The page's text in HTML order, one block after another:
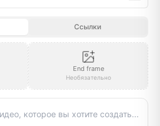
Ссылки
End frame
Необязательно